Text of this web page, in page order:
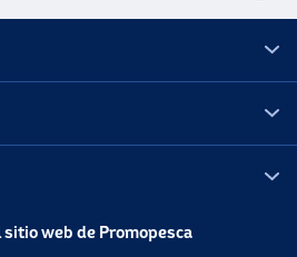
sitio web de Promopesca